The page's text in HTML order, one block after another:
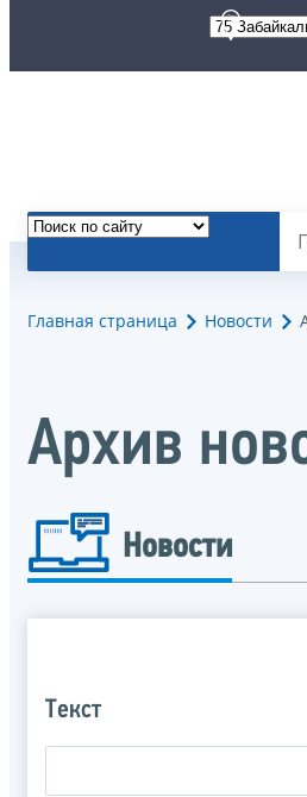
Главная страница Новости
Архив
Новости
Текст